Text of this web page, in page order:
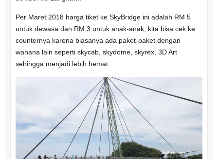
Per Maret 2018 harga tiket ke SkyBridge ini adalah RM 5
untuk dewasa dan RM 3 untuk anak-anak, kita bisa cek ke
counternya karena biasanya ada paket-paket dengan
wahana lain seperti skycab, skydome, skyrex, 3D Art
sehingga menjadi lebih hemat.